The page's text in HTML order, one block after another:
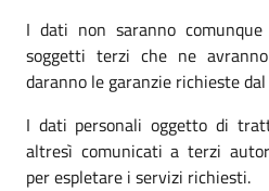
I dati non saranno
soggetti terzi che ne
daranno le garanzie richieste
I dati personali oggetto di
altresì comunicati a terzi
per espletare i servizi richiesti.